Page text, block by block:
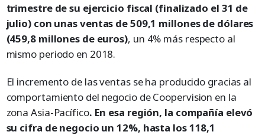
trimestre de su ejercicio fiscal (finalizado el 31 de
julio) con unas ventas de 509,1 millones de dólares
(459,8 millones de euros), un 4% más respecto al
mismo periodo en 2018.
El incremento de las ventas se ha producido gracias al
comportamiento del negocio de Coopervision en la
zona Asia-Pacífico. En esa región, la compañía elevó
su cifra de negocio un 12%, hasta los 118,1